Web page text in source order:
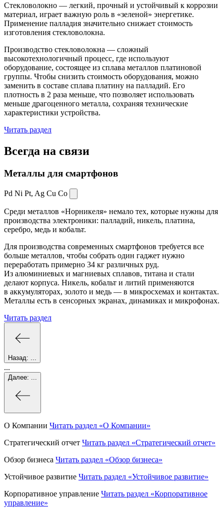
Стекловолокно — легкий, прочный и устойчивый к коррозии
материал, играет важную роль в «зеленой» энергетике.
Применение палладия значительно снижает стоимость
изготовления стекловолокна.
Производство стекловолокна — сложный
высокотехнологичный процесс, где используют
оборудование, состоящее из сплава металлов платиновой
группы. Чтобы снизить стоимость оборудования, можно
заменить в составе сплава платину на палладий. Его
плотность в 2 раза меньше, что позволяет использовать
меньше драгоценного металла, сохраняя технические
характеристики устройства.
Читать раздел
Всегда на связи
Металлы для смартфонов
Pd Ni Pt, Ag Cu Co
Среди металлов «Норникеля» немало тех, которые нужны для
производства электроники: палладий, никель, платина,
серебро, медь и кобальт.
Для производства современных смартфонов требуется все
больше металлов, чтобы собрать один гаджет нужно
переработать примерно 34 кг различных руд.
Из алюминиевых и магниевых сплавов, титана и стали
делают корпуса. Никель, кобальт и литий применяются
в аккумуляторах, золото и медь — в микросхемах и контактах.
Металлы есть в сенсорных экранах, динамиках и микрофонах.
Читать раздел
Назад:
...
Далее:
О Компании Читать раздел «О Компании»
Стратегический отчет Читать раздел «Стратегический отчет»
Обзор бизнеса Читать раздел «Обзор бизнеса»
Устойчивое развитие Читать раздел «Устойчивое развитие»
Корпоративное управление Читать раздел «Корпоративное
управление»